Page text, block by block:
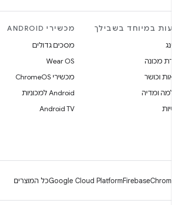
הצעות במיוחד בשבילך
גיימינג
למידת מכונה
בריאות וכושר
מצלמה ומדיה
פרטיות
מכשירי ANDROID
מסכים גדולים
Wear OS
מכשירי ChromeOS
Android למכוניות
Android TV
Chrome
Firebase
Google Cloud Platformכל המוצרים